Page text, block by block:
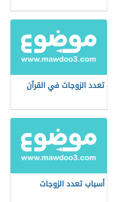
تعدد الزوجات في القرآن
أسباب تعدد الزوجات